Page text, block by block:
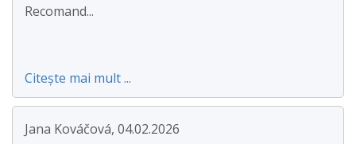
Recomand...
Citește mai mult ...
Jana Kováčová, 04.02.2026